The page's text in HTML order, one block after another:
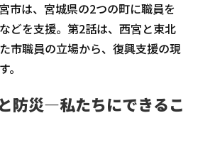
市は、宮城県の2つの町に職員を
どを支援。第2話は、西宮と東北
市職員の立場から、復興支援の現
防災―私たちにできるこ